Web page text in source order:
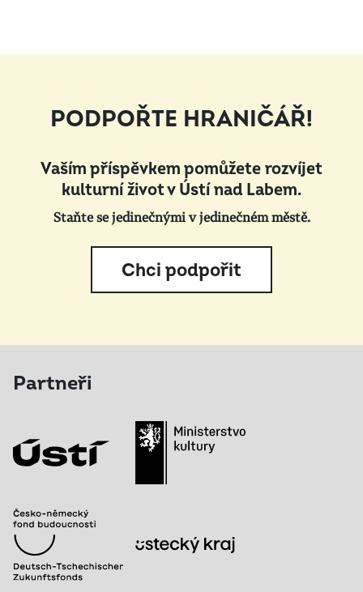
PODPOŘTE HRANIČÁŘ!
Vaším příspěvkem pomůžete rozvíjet
kulturní život v Ústí nad Labem.
Staňte se jedinečnými v jedinečném městě.
Chci podpořit
Partneři